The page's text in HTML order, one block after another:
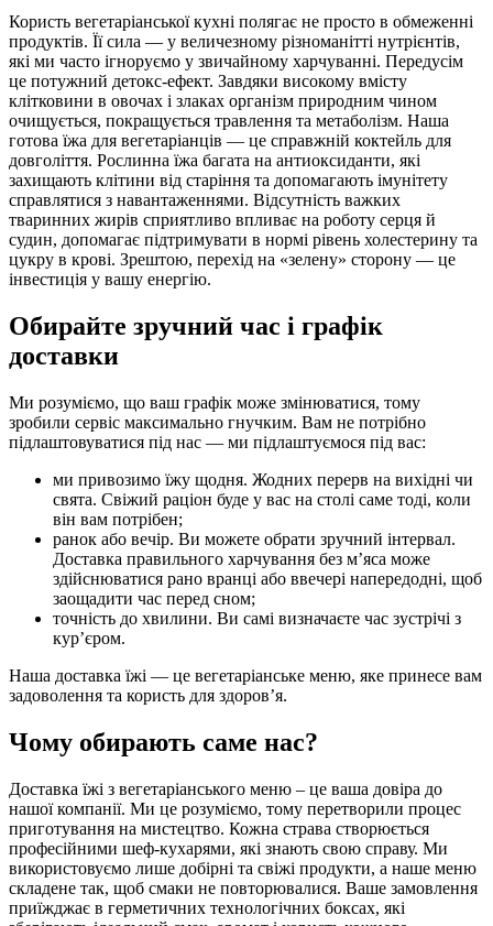
Користь вегетаріанської кухні полягає не просто в обмеженні
продуктів. Її сила — у величезному різноманітті нутрієнтів,
які ми часто ігноруємо у звичайному харчуванні. Передусім
це потужний детокс-ефект. Завдяки високому вмісту
клітковини в овочах і злаках організм природним чином
очищується, покращується травлення та метаболізм. Наша
готова їжа для вегетаріанців — це справжній коктейль для
довголіття. Рослинна їжа багата на антиоксиданти, які
захищають клітини від старіння та допомагають імунітету
справлятися з навантаженнями. Відсутність важких
тваринних жирів сприятливо впливає на роботу серця й
судин, допомагає підтримувати в нормі рівень холестерину та
цукру в крові. Зрештою, перехід на «зелену» сторону — це
інвестиція у вашу енергію.
Обирайте зручний час і графік
доставки
Ми розуміємо, що ваш графік може змінюватися, тому
зробили сервіс максимально гнучким. Вам не потрібно
підлаштовуватися під нас — ми підлаштуємося під вас:
ми привозимо їжу щодня. Жодних перерв на вихідні чи
свята. Свіжий раціон буде у вас на столі саме тоді, коли
він вам потрібен;
ранок або вечір. Ви можете обрати зручний інтервал.
Доставка правильного харчування без м’яса може
здійснюватися рано вранці або ввечері напередодні, щоб
заощадити час перед сном;
точність до хвилини. Ви самі визначаєте час зустрічі з
кур’єром.
Наша доставка їжі — це вегетаріанське меню, яке принесе вам
задоволення та користь для здоров’я.
Чому обирають саме нас?
Доставка їжі з вегетаріанського меню – це ваша довіра до
нашої компанії. Ми це розуміємо, тому перетворили процес
приготування на мистецтво. Кожна страва створюється
професійними шеф-кухарями, які знають свою справу. Ми
використовуємо лише добірні та свіжі продукти, а наше меню
складене так, щоб смаки не повторювалися. Ваше замовлення
приїжджає в герметичних технологічних боксах, які